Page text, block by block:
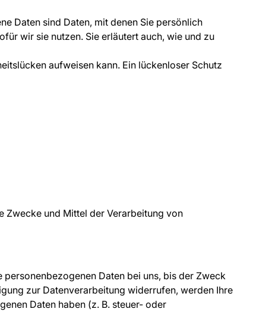
Daten sind Daten, mit denen Sie persönlich
wir sie nutzen. Sie erläutert auch, wie und zu
aufweisen kann. Ein lückenloser Schutz
Zwecke und Mittel der Verarbeitung von
Daten bei uns, bis der Zweck
zur Datenverarbeitung widerrufen, werden Ihre
Daten haben (z. B. steuer- oder